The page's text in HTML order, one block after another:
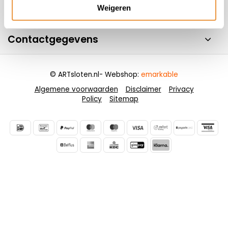
Weigeren
Contactgegevens
Algemene voorwaarden Disclaimer
Privacy
Policy
Sitemap
© ARTsloten.nl- Webshop: emarkable